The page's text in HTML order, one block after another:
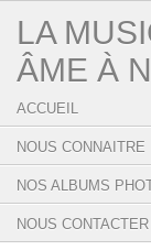
LA
ÂME À
ACCUEIL
NOUS CONNAITRE
NOS ALBUMS
NOUS CONTACTER